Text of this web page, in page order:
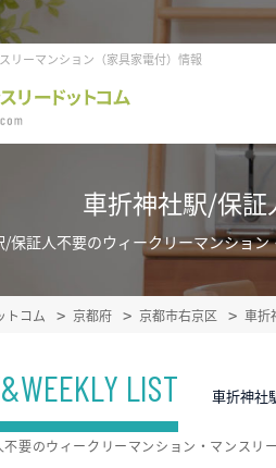
リーマンション（家具家電付）情報
車折神社駅/保
保証人不要のウィークリーマンショ
トコム 京都府 京都市右京区 車折
LIST 車折神社
要のウィークリーマンション・マンスリ